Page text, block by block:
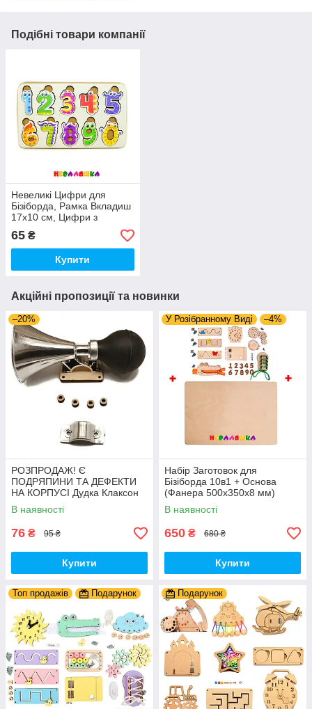
Подібні товари компанії
Невеликі Цифри для
Бізіборда, Рамка Вкладиш
17х10 см, Цифри з
Оченятками по 35 мм,
ЛДВП 2,5 мм
65 ₴
Купити
Акційні пропозиції та новинки
–20%
РОЗПРОДАЖ! Є
ПОДРЯПИНИ ТА ДЕФЕКТИ
НА КОРПУСІ Дудка Клаксон
для Велосипедів 14 см Фа-
Фа Пластик + Гума
В наявності
76 ₴ 95 ₴
Купити
У Розібранному Виді –4%
Набір Заготовок для
Бізіборда 10в1 + Основа
(Фанера 500x350x8 мм)
Базові Деталі, Весь Комплект
- Собери Сам
В наявності
650 ₴ 680 ₴
Купити
Топ продажів Подарунок Подарунок